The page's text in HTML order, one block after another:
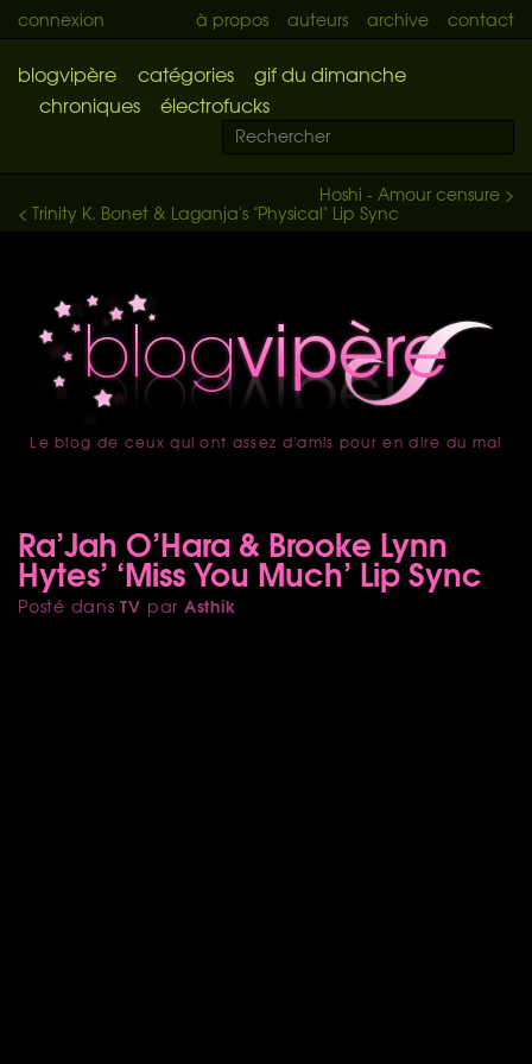
connexion à propos auteurs archive contact
blogvipère catégories
gif du dimanche
chroniques
électrofucks
Hoshi - Amour censure >
< Trinity K. Bonet & Laganja's "Physical" Lip Sync
accueil
Le blog de ceux qui ont assez d'amis pour en dire du mal
Ra’Jah O’Hara & Brooke Lynn
Hytes’ ‘Miss You Much’ Lip Sync
Posté dansTV par Asthik